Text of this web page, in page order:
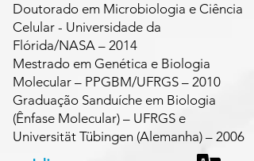
Doutorado em Microbiologia e Ciência
Celular - Universidade da
Flórida/NASA – 2014
Mestrado em Genética e Biologia
Molecular – PPGBM/UFRGS – 2010
Graduação Sanduíche em Biologia
(Ênfase Molecular) – UFRGS e
Universität Tübingen (Alemanha) – 2006